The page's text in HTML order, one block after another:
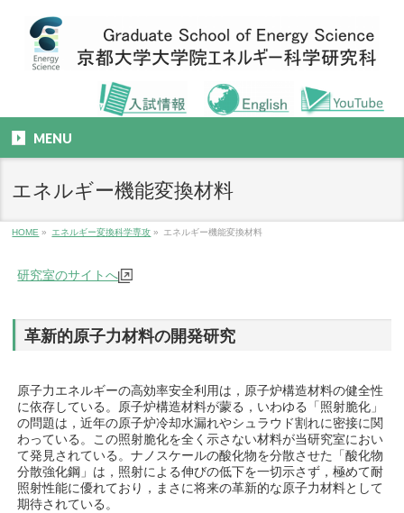
MENU
エネルギー機能変換材料
HOME » エネルギー変換科学専攻 » エネルギー機能変換材料
研究室のサイトへ
革新的原子力材料の開発研究
原子力エネルギーの高効率安全利用は，原子炉構造材料の健全性
に依存している。原子炉構造材料が蒙る，いわゆる「照射脆化」
の問題は，近年の原子炉冷却水漏れやシュラウド割れに密接に関
わっている。この照射脆化を全く示さない材料が当研究室におい
て発見されている。ナノスケールの酸化物を分散させた「酸化物
分散強化鋼」は，照射による伸びの低下を一切示さず，極めて耐
照射性能に優れており，まさに将来の革新的な原子力材料として
期待されている。